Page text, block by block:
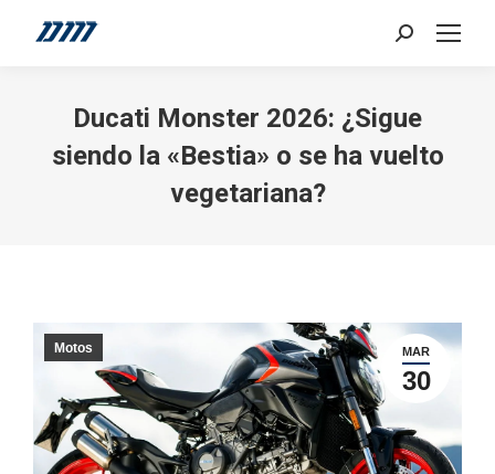
Search:
Ducati Monster 2026: ¿Sigue
siendo la «Bestia» o se ha vuelto
vegetariana?
MAR
30
Motos